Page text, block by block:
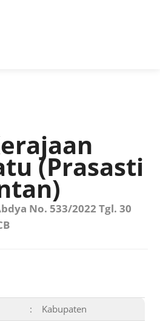
(Prasasti
No. 533/2022 Tgl. 30
:
Kabupaten